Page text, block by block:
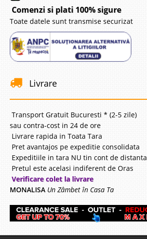
Comenzi si plati 100% sigure
Toate datele sunt transmise securizat
Livrare
Transport Gratuit Bucuresti * (2-5 zile)
sau contra-cost in 24 de ore
Livrare rapida in Toata Tara
Pret avantajos pe expeditie consolidata
Expeditiile in tara NU tin cont de distanta
Pretul este acelasi indiferent de Oras
Verificare colet la livrare
MONALISA Un Zâmbet în Casa Ta